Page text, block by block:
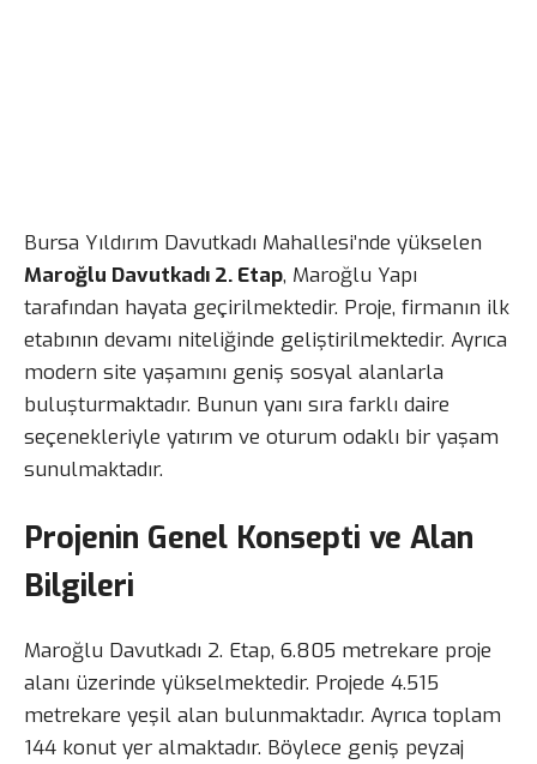
Bursa Yıldırım Davutkadı Mahallesi’nde yükselen
Maroğlu Davutkadı 2. Etap, Maroğlu Yapı
tarafından hayata geçirilmektedir. Proje, firmanın ilk
etabının devamı niteliğinde geliştirilmektedir. Ayrıca
modern site yaşamını geniş sosyal alanlarla
buluşturmaktadır. Bunun yanı sıra farklı daire
seçenekleriyle yatırım ve oturum odaklı bir yaşam
sunulmaktadır.
Projenin Genel Konsepti ve Alan
Bilgileri
Maroğlu Davutkadı 2. Etap, 6.805 metrekare proje
alanı üzerinde yükselmektedir. Projede 4.515
metrekare yeşil alan bulunmaktadır. Ayrıca toplam
144 konut yer almaktadır. Böylece geniş peyzaj